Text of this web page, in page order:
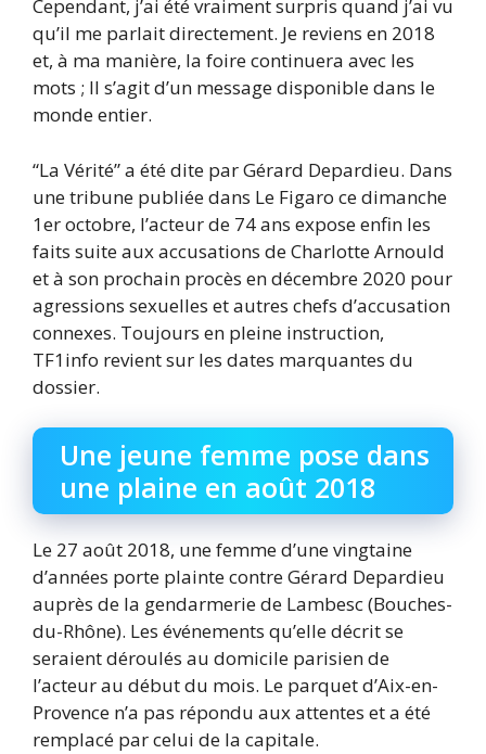
Cependant, j’ai été vraiment surpris quand j’ai vu
qu’il me parlait directement. Je reviens en 2018
et, à ma manière, la foire continuera avec les
mots ; Il s’agit d’un message disponible dans le
monde entier.
“La Vérité” a été dite par Gérard Depardieu. Dans
une tribune publiée dans Le Figaro ce dimanche
1er octobre, l’acteur de 74 ans expose enfin les
faits suite aux accusations de Charlotte Arnould
et à son prochain procès en décembre 2020 pour
agressions sexuelles et autres chefs d’accusation
connexes. Toujours en pleine instruction,
TF1info revient sur les dates marquantes du
dossier.
Une jeune femme pose dans
une plaine en août 2018
Le 27 août 2018, une femme d’une vingtaine
d’années porte plainte contre Gérard Depardieu
auprès de la gendarmerie de Lambesc (Bouches-
du-Rhône). Les événements qu’elle décrit se
seraient déroulés au domicile parisien de
l’acteur au début du mois. Le parquet d’Aix-en-
Provence n’a pas répondu aux attentes et a été
remplacé par celui de la capitale.